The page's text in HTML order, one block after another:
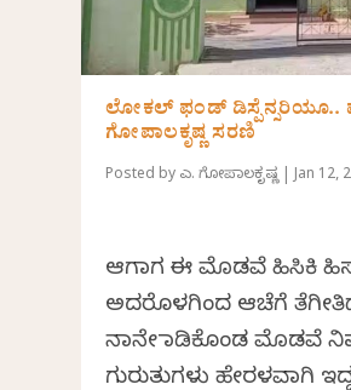
ಲೋಕಲ್ ಫಂಡ್ ಡಿಸ್ಪೆನ್ಸರಿಯೂ..
ಗೋಪಾಲಕೃಷ್ಣ ಸರಣಿ
Posted by ಎಚ್. ಗೋಪಾಲಕೃಷ್ಣ|Jan 12,
ಆಗಾಗ ಈ ಮೊಡವೆ ಹಿಸಿಕಿ
ಅದರೊಳಗಿಂದ ಆಚೆಗೆ
ನಾನೇ ಮಾಡಿಕೊಂಡ
ಗುರುತುಗಳು ಹೇರಳವಾಗಿ